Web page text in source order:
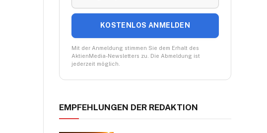
KOSTENLOS ANMELDEN
Mit der Anmeldung stimmen Sie dem Erhalt des
AktienMedia-Newsletters zu. Die Abmeldung ist
jederzeit möglich.
EMPFEHLUNGEN DER REDAKTION